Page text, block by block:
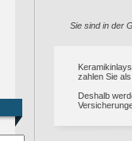
Sie sind in der
zahlen Sie
Deshalb